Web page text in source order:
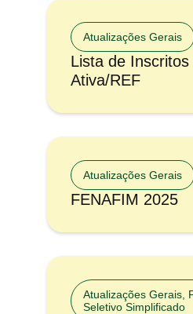
Atualizações Gerais
Lista de
Ativa/REF
Atualizações Gerais
FENAFIM 2025
Atualizações Gerais
Seletivo Simplificado